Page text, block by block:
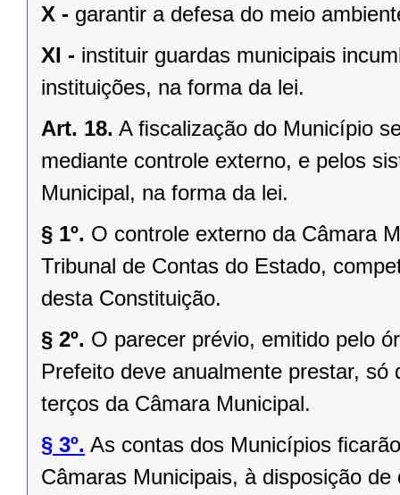
X - garantir a defesa do meio
XI - instituir guardas municipais
instituições, na forma da lei.
Art. 18. A ﬁscalização do Município
mediante controle externo, e pelos
Municipal, na forma da lei.
§ 1º. O controle externo da Câmara
Tribunal de Contas do Estado,
desta Constituição.
§ 2º. O parecer prévio, emitido pelo
Prefeito deve anualmente prestar,
terços da Câmara Municipal.
§ 3º. As contas dos Municípios
Câmaras Municipais, à disposição